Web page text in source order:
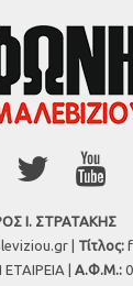
Ι. ΣΤΡΑΤΑΚΗΣ
| Τίτλος:
| Α.Φ.Μ.: